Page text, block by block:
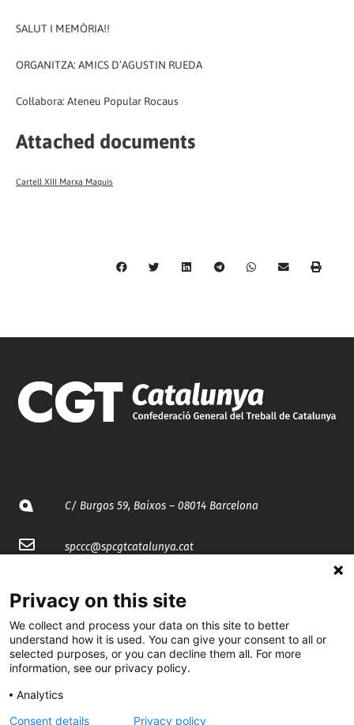
SALUT I MEMÒRIA!!
ORGANITZA: AMICS D’AGUSTIN RUEDA
Col·labora: Ateneu Popular Rocaus
Attached documents
Cartell XIII Marxa Maquis
C/ Burgos 59, Baixos – 08014 Barcelona
spccc@spcgtcatalunya.cat
@CGTCatalunya
cgtcatalunya
CGTCatalunya
Privacy on this site
We collect and process your data on this site to better
understand how it is used. You can give your consent to all or
selected purposes, or you can decline them all. For more
information, see our privacy policy.
Analytics
Consent details
Privacy policy